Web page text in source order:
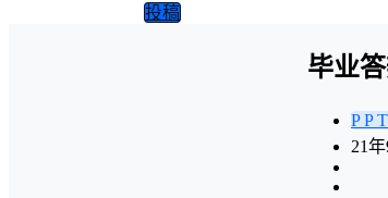
投稿
毕业
P P
21